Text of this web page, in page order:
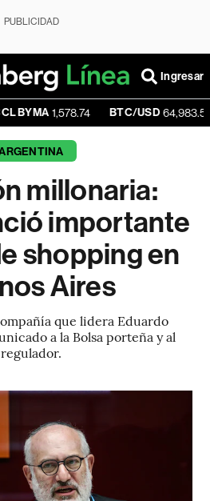
PUBLICIDAD
Ingresar
1,578.74 BTC/USD 64,983.56
millonaria:
importante
shopping en
Aires
que lidera Eduardo
a la Bolsa porteña y al
regulador.